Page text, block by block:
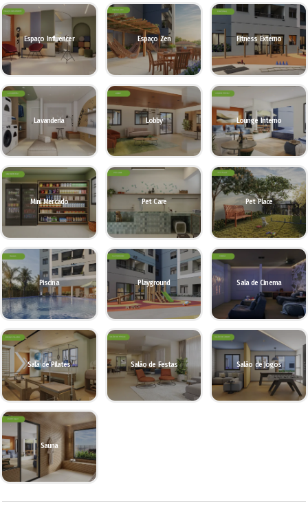
Espaço Influencer Espaço Zen Fitness Externo
Lavanderia Lobby Lounge Interno
Mini Mercado Pet Care Pet Place
Piscina Playground Sala de Cinema
Sala de Pilates Salão de Festas Salão de Jogos
Sauna